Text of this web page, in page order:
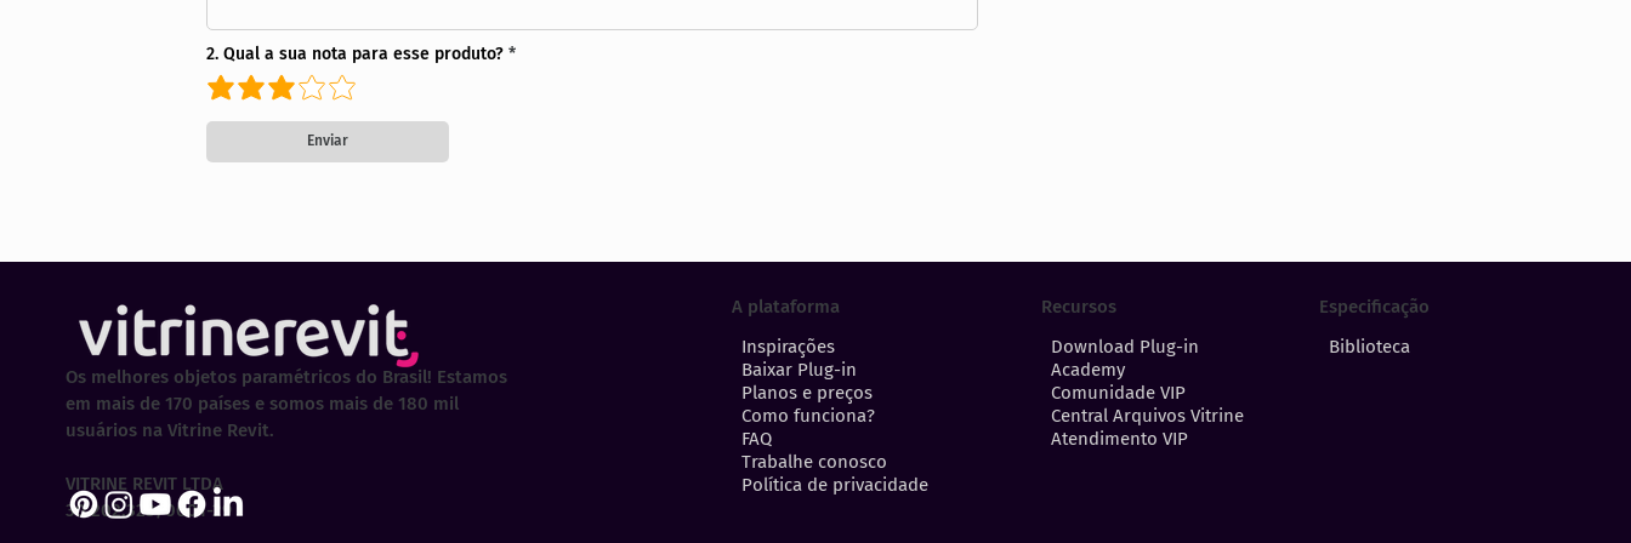
2. Qual a sua nota para esse produto?
Enviar
A plataforma
Inspirações
Baixar Plug-in
Planos e preços
Como funciona?
FAQ
Trabalhe conosco
Política de privacidade
Recursos
Download Plug-in
Academy
Comunidade VIP
Central Arquivos Vitrine
Atendimento VIP
Especificação
Biblioteca
Os melhores objetos paramétricos do Brasil! Estamos
em mais de 170 países e somos mais de 180 mil
usuários na Vitrine Revit.
VITRINE REVIT LTDA
30.202.323/0001-29